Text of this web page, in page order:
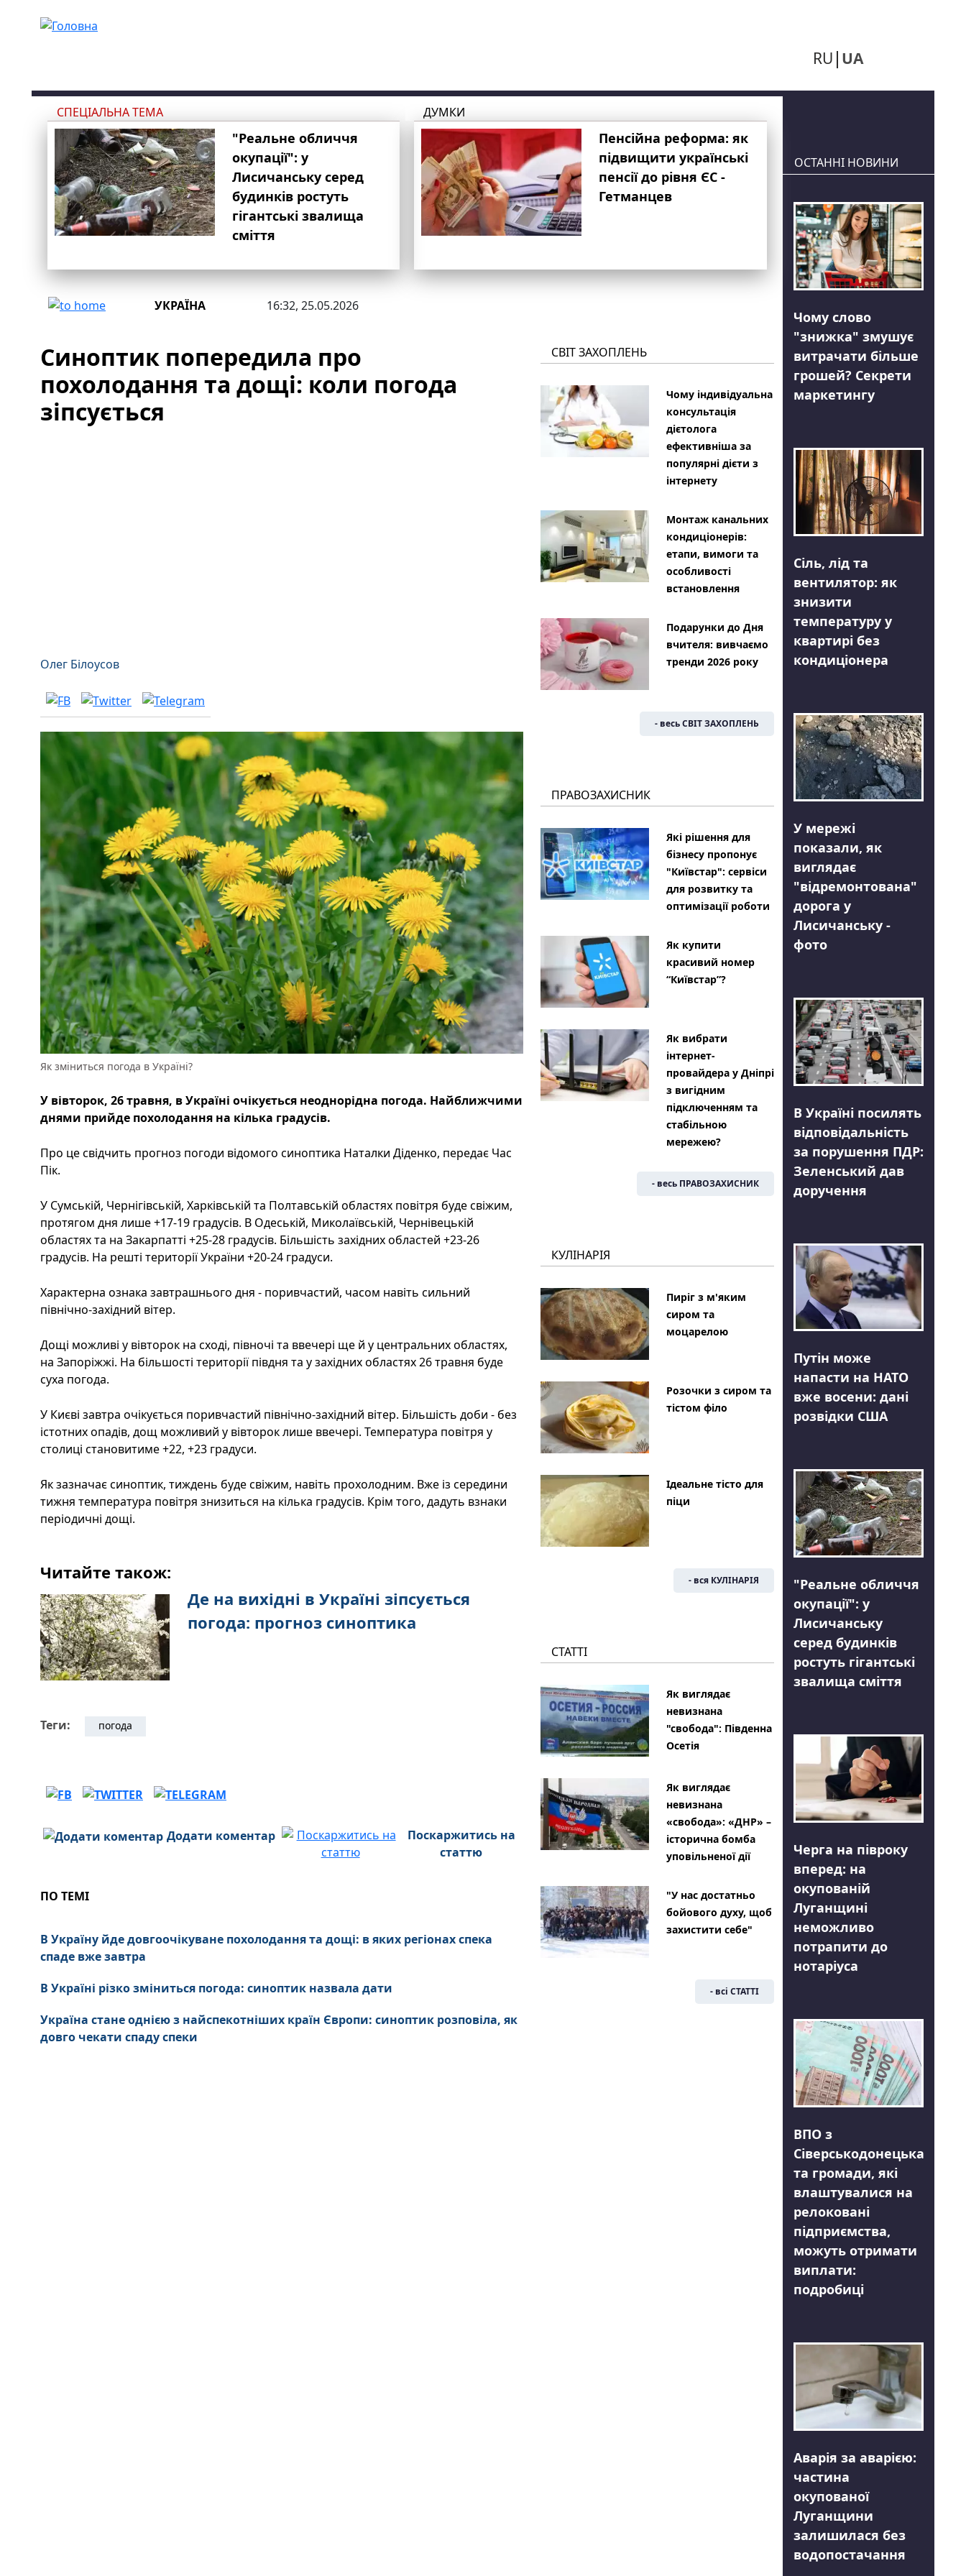
RU UA
СПЕЦІАЛЬНА ТЕМА
"Реальне обличчя
окупації": у
Лисичанську серед
будинків ростуть
гігантські звалища
сміття
ДУМКИ
Пенсійна реформа: як
підвищити українські
пенсії до рівня ЄС -
Гетманцев
УКРАЇНА 16:32, 25.05.2026
Синоптик попередила про
похолодання та дощі: коли погода
зіпсується
Олег Білоусов
Як зміниться погода в Україні?
У вівторок, 26 травня, в Україні очікується неоднорідна погода. Найближчими
днями прийде похолодання на кілька градусів.
Про це свідчить прогноз погоди відомого синоптика Наталки Діденко, передає Час
Пік.
У Сумській, Чернігівській, Харківській та Полтавській областях повітря буде свіжим,
протягом дня лише +17-19 градусів. В Одеській, Миколаївській, Чернівецькій
областях та на Закарпатті +25-28 градусів. Більшість західних областей +23-26
градусів. На решті території України +20-24 градуси.
Характерна ознака завтрашнього дня - поривчастий, часом навіть сильний
північно-західний вітер.
Дощі можливі у вівторок на сході, півночі та ввечері ще й у центральних областях,
на Запоріжжі. На більшості території півдня та у західних областях 26 травня буде
суха погода.
У Києві завтра очікується поривчастий північно-західний вітер. Більшість доби - без
істотних опадів, дощ можливий у вівторок лише ввечері. Температура повітря у
столиці становитиме +22, +23 градуси.
Як зазначає синоптик, тиждень буде свіжим, навіть прохолодним. Вже із середини
тижня температура повітря знизиться на кілька градусів. Крім того, дадуть взнаки
періодичні дощі.
Читайте також:
Де на вихідні в Україні зіпсується
погода: прогноз синоптика
Теги: погода
Додати коментар
Поскаржитись на
статтю
ПО ТЕМІ
В Україну йде довгоочікуване похолодання та дощі: в яких регіонах спека
спаде вже завтра
В Україні різко зміниться погода: синоптик назвала дати
Україна стане однією з найспекотніших країн Європи: синоптик розповіла, як
довго чекати спаду спеки
СВІТ ЗАХОПЛЕНЬ
Чому індивідуальна
консультація
дієтолога
ефективніша за
популярні дієти з
інтернету
Монтаж канальних
кондиціонерів:
етапи, вимоги та
особливості
встановлення
Подарунки до Дня
вчителя: вивчаємо
тренди 2026 року
- весь СВІТ ЗАХОПЛЕНЬ
ПРАВОЗАХИСНИК
Які рішення для
бізнесу пропонує
"Київстар": сервіси
для розвитку та
оптимізації роботи
Як купити
красивий номер
“Київстар”?
Як вибрати
інтернет-
провайдера у Дніпрі
з вигідним
підключенням та
стабільною
мережею?
- весь ПРАВОЗАХИСНИК
КУЛІНАРІЯ
Пиріг з м'яким
сиром та
моцарелою
Розочки з сиром та
тістом філо
Ідеальне тісто для
піци
- вся КУЛІНАРІЯ
СТАТТІ
Як виглядає
невизнана
"свобода": Південна
Осетія
Як виглядає
невизнана
«свобода»: «ДНР» –
історична бомба
уповільненої дії
"У нас достатньо
бойового духу, щоб
захистити себе"
- всі СТАТТІ
ОСТАННІ НОВИНИ
Чому слово
"знижка" змушує
витрачати більше
грошей? Секрети
маркетингу
Сіль, лід та
вентилятор: як
знизити
температуру у
квартирі без
кондиціонера
У мережі
показали, як
виглядає
"відремонтована"
дорога у
Лисичанську -
фото
В Україні посилять
відповідальність
за порушення ПДР:
Зеленський дав
доручення
Путін може
напасти на НАТО
вже восени: дані
розвідки США
"Реальне обличчя
окупації": у
Лисичанську
серед будинків
ростуть гігантські
звалища сміття
Черга на півроку
вперед: на
окупованій
Луганщині
неможливо
потрапити до
нотаріуса
ВПО з
Сіверськодонецька
та громади, які
влаштувалися на
релоковані
підприємства,
можуть отримати
виплати:
подробиці
Аварія за аварією:
частина
окупованої
Луганщини
залишилася без
водопостачання